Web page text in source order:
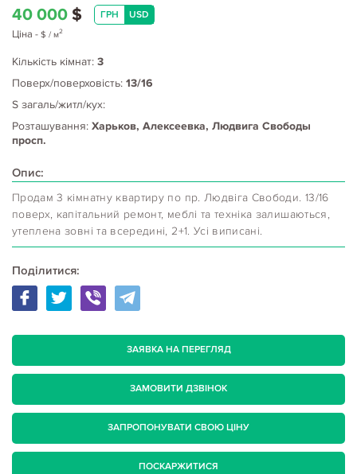
40 000 $ ГРН USD
Ціна - $ / м2
Кількість кімнат: 3
Поверх/поверховість: 13/16
S загаль/житл/кух:
Розташування: Харьков, Алексеевка, Людвига Свободы
просп.
Опис:
Продам 3 кімнатну квартиру по пр. Людвіга Свободи. 13/16
поверх, капітальний ремонт, меблі та техніка залишаються,
утеплена зовні та всередині, 2+1. Усі виписані.
Поділитися:
ЗАЯВКА НА ПЕРЕГЛЯД
ЗАМОВИТИ ДЗВІНОК
ЗАПРОПОНУВАТИ СВОЮ ЦІНУ
ПОСКАРЖИТИСЯ